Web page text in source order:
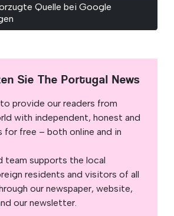
Quelle bei Google
Sie The Portugal News
provide our readers from
with independent, honest and
for free – both online and in
team supports the local
residents and visitors of all
our newspaper, website,
our newsletter.